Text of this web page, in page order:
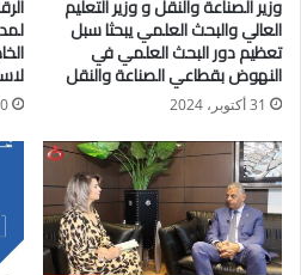
على تلك السلع من التلف أو الفقد او
عبد الفتاح السيسى رئيس
المستودعات الاستراتيجية سيعزز من
للمنتجات على مدار العام وستحدث
جاء ذلك خلال تدشين الدكتور على
الداخلية والمستشار مصطفي ألهم
عشماوي مساعد أول وزير التموين
وزير الصناعة والنقل و وزير التعليم
العالي والبحث العلمي يبحثا سبل
تعظيم دور البحث العلمي في
النهوض بقطاعي الصناعة والنقل
31 أكتوبر، 2024 20